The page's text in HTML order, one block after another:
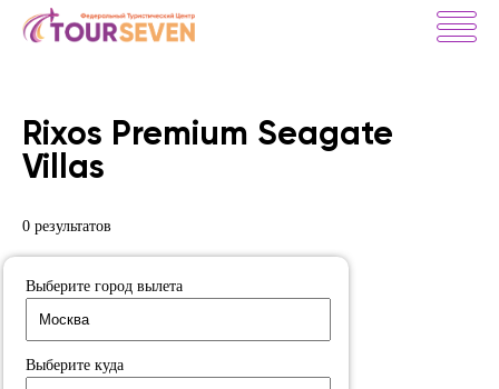
Rixos Premium Seagate
Villas
0 результатов
Выберите город вылета
Выберите куда